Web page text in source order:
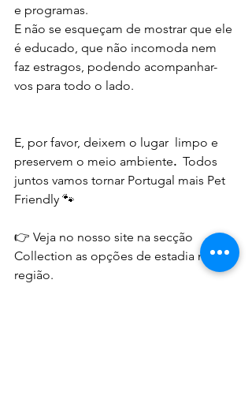
e programas.
E não se esqueçam de mostrar que ele
é educado, que não incomoda nem
faz estragos, podendo acompanhar-
vos para todo o lado.
E, por favor, deixem o lugar  limpo e
preservem o meio ambiente. Todos
juntos vamos tornar Portugal mais Pet
Friendly 🐾
👉 Veja no nosso site na secção
Collection as opções de estadia na
região.